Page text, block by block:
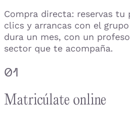
Compra directa: reservas tu
clics y arrancas con el
dura un mes, con un
sector que te acompaña.
01
Matricúlate online